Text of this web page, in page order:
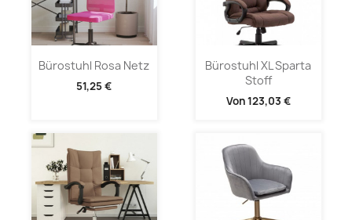
Bürostuhl Rosa Netz
51,25 €
Bürostuhl XL Sparta
Stoff
Von123,03 €